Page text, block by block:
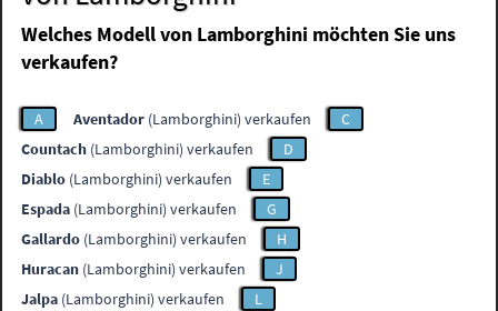
Welches Modell von Lamborghini möchten Sie uns
verkaufen?
A Aventador (Lamborghini) verkaufen
C
Countach (Lamborghini) verkaufen
D
Diablo (Lamborghini) verkaufen
E
Espada (Lamborghini) verkaufen
G
Gallardo (Lamborghini) verkaufen
H
Huracan (Lamborghini) verkaufen
J
Jalpa (Lamborghini) verkaufen
L